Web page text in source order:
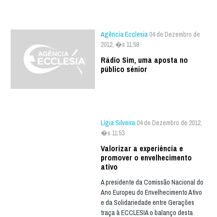
Agência Ecclesia 04 de Dezembro de
2012, �s 11:58
Rádio Sim, uma aposta no
público sénior
Lígia Silveira 04 de Dezembro de 2012,
�s 11:53
Valorizar a experiência e
promover o envelhecimento
ativo
A presidente da Comissão Nacional do
Ano Europeu do Envelhecimento Ativo
e da Solidariedade entre Gerações
traça à ECCLESIA o balanço desta